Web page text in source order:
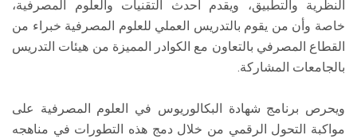
النظرية والتطبيق، ويقدم أحدث التقنيات والعلوم المصرفية،
خاصة وأن من يقوم بالتدريس العملي للعلوم المصرفية خبراء من
القطاع المصرفي بالتعاون مع الكوادر المميزة من هيئات التدريس
بالجامعات المشاركة.
ويحرص برنامج شهادة البكالوريوس في العلوم المصرفية على
مواكبة التحول الرقمي من خلال دمج هذه التطورات في مناهجه